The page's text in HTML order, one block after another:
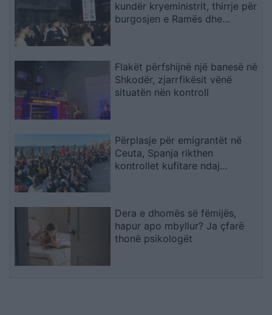
kundër kryeministrit, thirrje për
burgosjen e Ramës dhe
Flakët përfshijnë një banesë në
Shkodër, zjarrfikësit vënë
situatën nën kontroll
Përplasje për emigrantët në
Ceuta, Spanja rikthen
kontrollet kufitare ndaj
Dera e dhomës së fëmijës,
hapur apo mbyllur? Ja çfarë
thonë psikologët